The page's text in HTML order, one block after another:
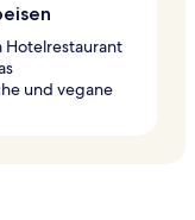
Hotelrestaurant
und vegane